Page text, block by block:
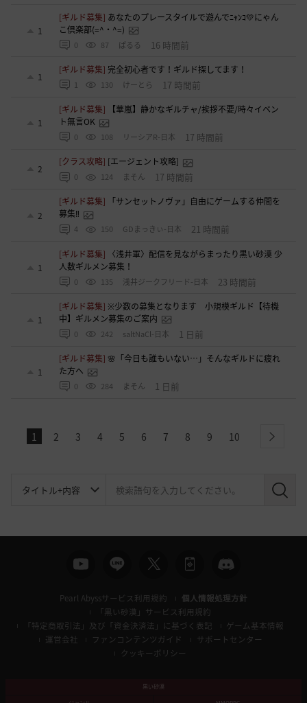
1
[ギルド募集] あなたのプレースタイルで遊んでﾆｬﾝｺ💛にゃん
こ倶楽部(=^・^=)
0 87 ぱるる 16 時間前
1
[ギルド募集] 完全初心者です！ギルド探してます！
1 130 けーとら 17 時間前
1
[ギルド募集]
【華嵐】静かなギルチャ/挨拶不要/時々イベン
ト無言OK
0 108 リーシアR-日本 17 時間前
2
[クラス攻略] [エージェント攻略]
0 124 まそん 17 時間前
2
[ギルド募集]
「サンセットノヴァ」自由にゲームする仲間を
募集‼️
4 150 GDまっきぃ-日本 21 時間前
1
[ギルド募集]
〈浅井軍〉配信を見ながらまったり黒い砂漠 少
人数ギルメン募集！
0 135 浅井ジークフリード-日本 23 時間前
1
[ギルド募集] ※少数の募集となります 小規模ギルド【待機
中】ギルメン募集のご案内
0 242 saltNaCl-日本 1 日前
1
[ギルド募集] 🌸「今日も誰もいない…」そんなギルドに疲れ
た方へ
0 284 まそん 1 日前
1 2 3 4 5 6 7 8 9 10 next
検
Pearl Abyssサービス利用規約
個人情報処理方針
「黒い砂漠」サービス利用規約
「特定商取引法」及び「資金決済法」に基づく表記
ゲーム基本情報
運営会社
ファンコンテンツガイド
サポートセンター
クッキーポリシー
黒い砂漠